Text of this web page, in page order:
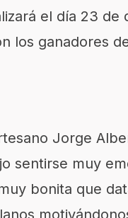
el día 23
los ganadores
Jorge
sentirse muy
bonita que